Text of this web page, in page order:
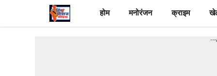
content
होम मनोरंजन क्राइम
---